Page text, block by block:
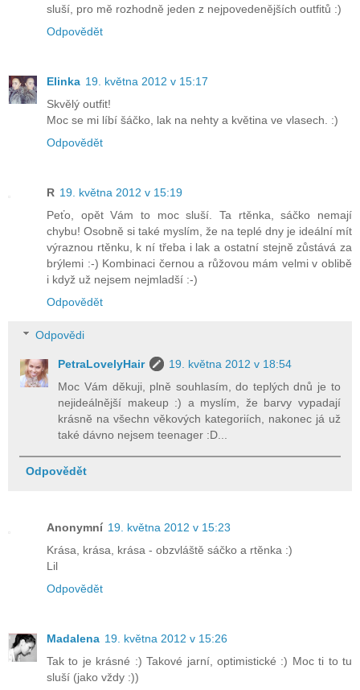
sluší, pro mě rozhodně jeden z nejpovedenějších outfitů :)
Odpovědět
Elinka 19. května 2012 v 15:17
Skvělý outfit!
Moc se mi líbí šáčko, lak na nehty a květina ve vlasech. :)
Odpovědět
R 19. května 2012 v 15:19
Peťo, opět Vám to moc sluší. Ta rtěnka, sáčko nemají
chybu! Osobně si také myslím, že na teplé dny je ideální mít
výraznou rtěnku, k ní třeba i lak a ostatní stejně zůstává za
brýlemi :-) Kombinaci černou a růžovou mám velmi v oblibě
i když už nejsem nejmladší :-)
Odpovědět
Odpovědi
PetraLovelyHair
19. května 2012 v 18:54
Moc Vám děkuji, plně souhlasím, do teplých dnů je to
nejideálnější makeup :) a myslím, že barvy vypadají
krásně na všechn věkových kategoriích, nakonec já už
také dávno nejsem teenager :D...
Odpovědět
Anonymní 19. května 2012 v 15:23
Krása, krása, krása - obzvláště sáčko a rtěnka :)
Lil
Odpovědět
Madalena 19. května 2012 v 15:26
Tak to je krásné :) Takové jarní, optimistické :) Moc ti to tu
sluší (jako vždy :))